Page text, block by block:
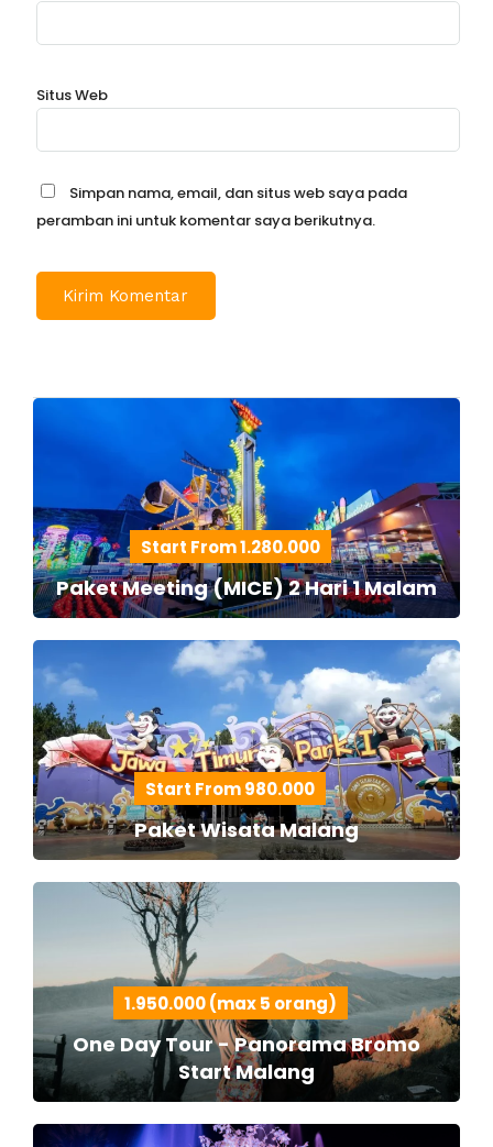
Situs Web
Simpan nama, email, dan situs web saya pada
peramban ini untuk komentar saya berikutnya.
Start From 1.280.000
Paket Meeting (MICE) 2 Hari 1 Malam
Start From 980.000
Paket Wisata Malang
1.950.000 (max 5 orang)
One Day Tour - Panorama Bromo
Start Malang